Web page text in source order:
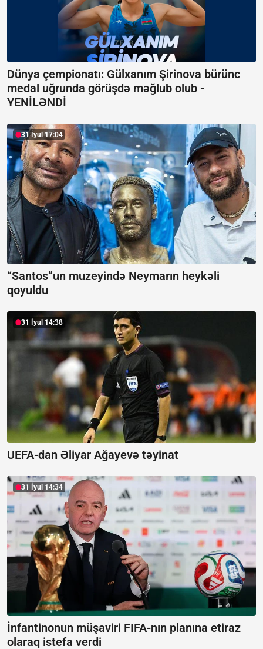
Dünya çempionatı: Gülxanım Şirinova bürünc
medal uğrunda görüşdə məğlub olub -
YENİLƏNDİ
31 İyul 17:04
“Santos”un muzeyində Neymarın heykəli
qoyuldu
31 İyul 14:38
UEFA-dan Əliyar Ağayevə təyinat
31 İyul 14:34
İnfantinonun müşaviri FIFA-nın planına etiraz
olaraq istefa verdi